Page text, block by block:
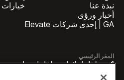
نبذة عنا
أخبار ورؤى
GA | إحدى شركات Elevate
المقر الرئيسي
1 بنسلفانيا بلازا بنسلفانيا، جناح
4420، نيويورك، نيويورك 10119